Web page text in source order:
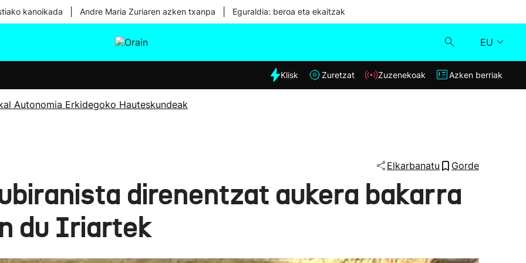
kanoikada Andre Maria Zuriaren azken txanpa Eguraldia: beroa eta ekaitzak
EU
Eguraldia
Klisk
Azken berriak
Klisk Zuretzat Zuzenekoak Azken berriak
Autonomia Erkidegoko Hauteskundeak
Elkarbanatu Gorde
direnentzat aukera bakarra
du Iriartek